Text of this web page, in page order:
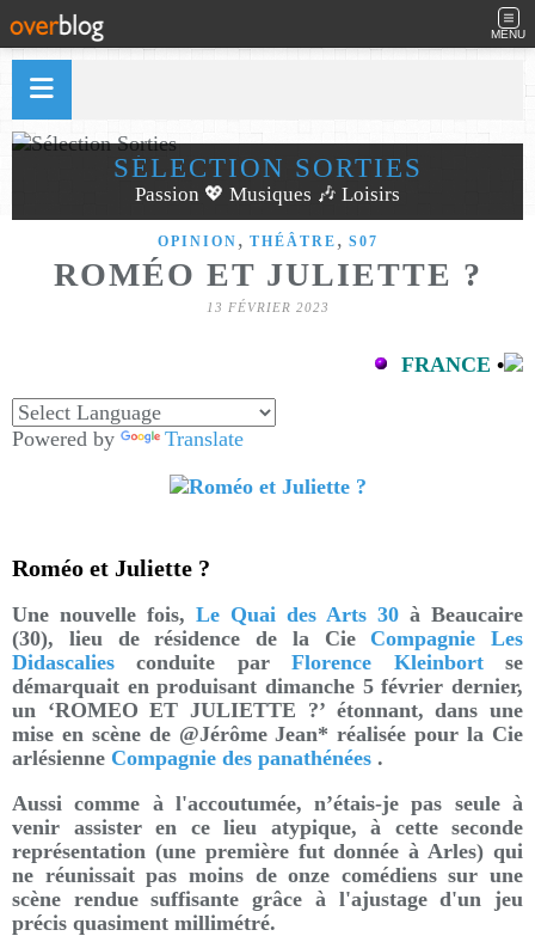
MENU
SÉLECTION SORTIES
Passion 💖 Musiques 🎶 Loisirs
OPINION , THÉÂTRE , S07
ROMÉO ET JULIETTE ?
13 FÉVRIER 2023
FRANCE •
Powered by Translate
Roméo et Juliette ?
Une nouvelle fois, Le Quai des Arts 30 à Beaucaire
(30), lieu de résidence de la Cie Compagnie Les
Didascalies
conduite parFlorence Kleinbortse
démarquait en produisant dimanche 5 février dernier,
un ‘ROMEO ET JULIETTE ?’ étonnant, dans une
mise en scène de @Jérôme Jean* réalisée pour la Cie
arlésienne Compagnie des panathénées .
Aussi comme à l'accoutumée, n’étais-je pas seule à
venir assister en ce lieu atypique, à cette seconde
représentation (une première fut donnée à Arles) qui
ne réunissait pas moins de onze comédiens sur une
scène rendue suffisante grâce à l'ajustage d'un jeu
précis quasiment millimétré.